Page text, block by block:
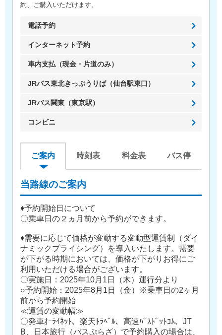
約、ご購入いただけます。
電話予約
インターネット予約
車内支払（現金・片道のみ）
JRバス東北きっぷうりば（仙台駅東口）
JRバス関東（東京駅）
コンビニ
ご案内 時刻表 料金表 バス停
当路線のご案内
♦予約開始日について
〇乗車日の２ヵ月前から予約ができます。
♦需要に応じて価格が変動する変動型運賃制（ダイ
ナミックプライシング）を導入いたします。需要
が下がる時期においては、価格が下がりお得にご
利用いただける場合がございます。
〇実施日：2025年10月1日（木）運行分より
○予約開始：2025年8月1日（金）※乗車日の2ヶ月
前から予約開始
≪運賃の変動幅≫
〇発車ｵｰﾗｲﾈｯﾄ、楽天ﾄﾗﾍﾞﾙ、高速ﾊﾞｽﾄﾞｯﾄｺﾑ、JT
B、日本旅行（バスぷらざ）で予約購入の場合は、